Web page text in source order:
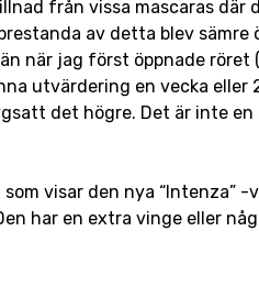
från vissa mascaras där
av detta blev sämre
när jag först öppnade
utvärdering en vecka
det högre. Det är inte
visar den nya “Intenza”
har en extra vinge eller